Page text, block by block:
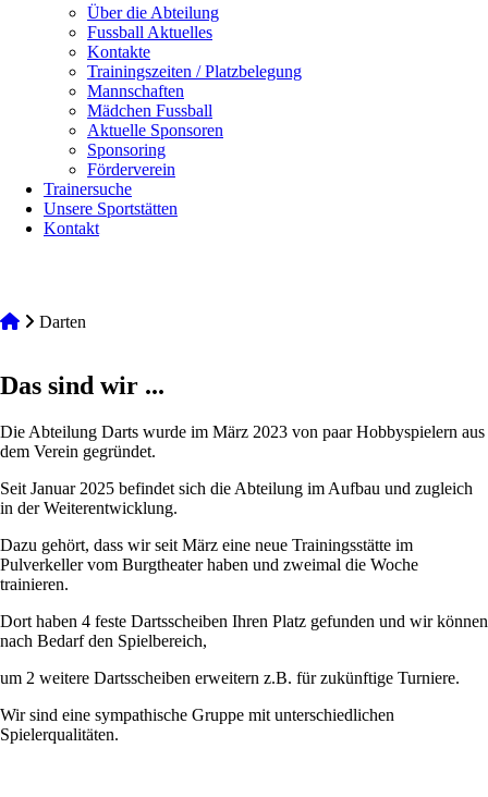
Navigation
überspringen
Über die Abteilung
Fussball Aktuelles
Kontakte
Navigation
überspringen
Trainingszeiten / Platzbelegung
Mannschaften
Mädchen Fussball
Navigation
überspringen
Aktuelle Sponsoren
Sponsoring
Förderverein
Trainersuche
Unsere Sportstätten
Kontakt
Darten
Das sind wir ...
Die Abteilung Darts wurde im März 2023 von paar Hobbyspielern aus
dem Verein gegründet.
Seit Januar 2025 befindet sich die Abteilung im Aufbau und zugleich
in der Weiterentwicklung.
Dazu gehört, dass wir seit März eine neue Trainingsstätte im
Pulverkeller vom Burgtheater haben und zweimal die Woche
trainieren.
Dort haben 4 feste Dartsscheiben Ihren Platz gefunden und wir können
nach Bedarf den Spielbereich,
um 2 weitere Dartsscheiben erweitern z.B. für zukünftige Turniere.
Wir sind eine sympathische Gruppe mit unterschiedlichen
Spielerqualitäten.